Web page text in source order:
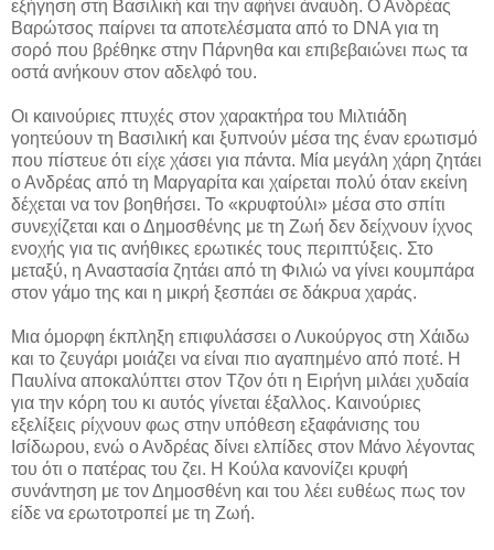
εξήγηση στη Βασιλική και την αφήνει άναυδη. Ο Ανδρέας
Βαρώτσος παίρνει τα αποτελέσματα από το DNA για τη
σορό που βρέθηκε στην Πάρνηθα και επιβεβαιώνει πως τα
οστά ανήκουν στον αδελφό του.
Οι καινούριες πτυχές στον χαρακτήρα του Μιλτιάδη
γοητεύουν τη Βασιλική και ξυπνούν μέσα της έναν ερωτισμό
που πίστευε ότι είχε χάσει για πάντα. Μία μεγάλη χάρη ζητάει
ο Ανδρέας από τη Μαργαρίτα και χαίρεται πολύ όταν εκείνη
δέχεται να τον βοηθήσει. Το «κρυφτούλι» μέσα στο σπίτι
συνεχίζεται και ο Δημοσθένης με τη Ζωή δεν δείχνουν ίχνος
ενοχής για τις ανήθικες ερωτικές τους περιπτύξεις. Στο
μεταξύ, η Αναστασία ζητάει από τη Φιλιώ να γίνει κουμπάρα
στον γάμο της και η μικρή ξεσπάει σε δάκρυα χαράς.
Μια όμορφη έκπληξη επιφυλάσσει ο Λυκούργος στη Χάιδω
και το ζευγάρι μοιάζει να είναι πιο αγαπημένο από ποτέ. Η
Παυλίνα αποκαλύπτει στον Τζον ότι η Ειρήνη μιλάει χυδαία
για την κόρη του κι αυτός γίνεται έξαλλος. Καινούριες
εξελίξεις ρίχνουν φως στην υπόθεση εξαφάνισης του
Ισίδωρου, ενώ ο Ανδρέας δίνει ελπίδες στον Μάνο λέγοντας
του ότι ο πατέρας του ζει. Η Κούλα κανονίζει κρυφή
συνάντηση με τον Δημοσθένη και του λέει ευθέως πως τον
είδε να ερωτοτροπεί με τη Ζωή.